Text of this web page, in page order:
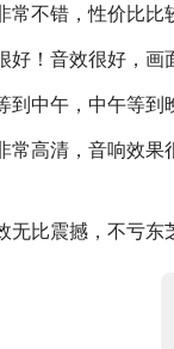
常不错，性价比比
好！音效很好，画
到中午，中午等到
常高清，音响效果
无比震撼，不亏东